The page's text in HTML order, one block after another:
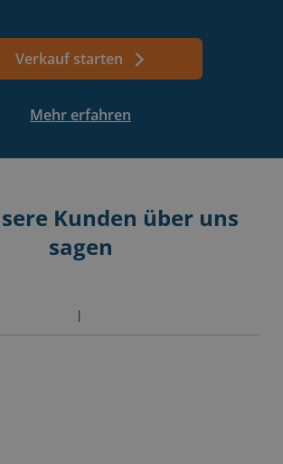
Verkauf starten
Mehr erfahren
Kunden über uns
sagen